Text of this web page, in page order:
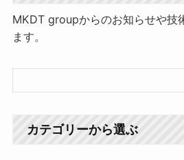
MKDT groupからのお知らせや技
ます。
カテゴリーから選ぶ